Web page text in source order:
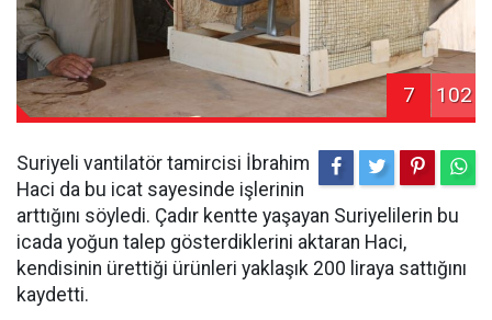
7 102
Suriyeli vantilatör tamircisi İbrahim
Haci da bu icat sayesinde işlerinin
arttığını söyledi. Çadır kentte yaşayan Suriyelilerin bu
icada yoğun talep gösterdiklerini aktaran Haci,
kendisinin ürettiği ürünleri yaklaşık 200 liraya sattığını
kaydetti.